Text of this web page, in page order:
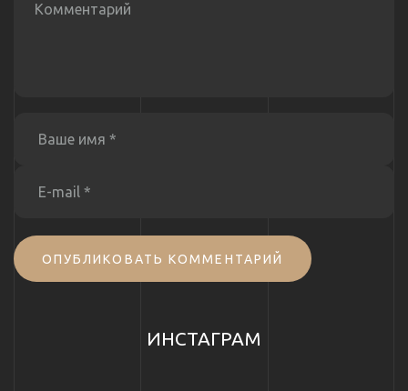
ОПУБЛИКОВАТЬ КОММЕНТАРИЙ
ИНСТАГРАМ